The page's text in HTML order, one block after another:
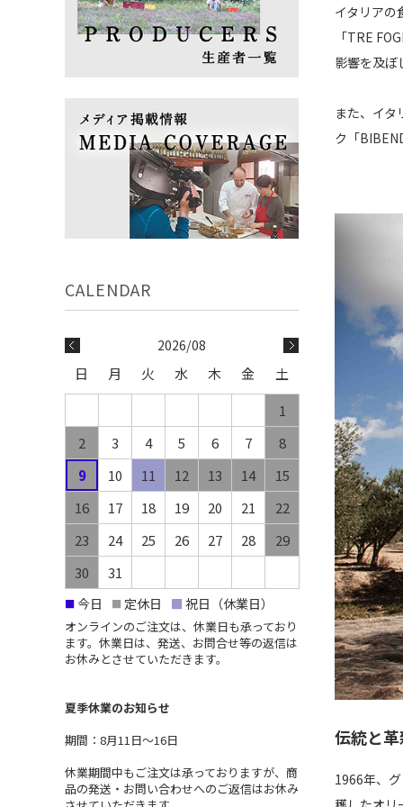
イタリアの
「TRE
影響を及ぼ
また、イ
ク「
伝統と
1966年、
2026/08
日 月 火 水 木 金
土
1
2
3 4 5 6 7
8
9
10 11 12 13 14
15
16
17 18 19 20 21
22
23
24 25 26 27 28
29
30
31
■今日 ■ 定休日 ■ 祝日（休業日）
オンラインのご注文は、休業日も承っており
ます。休業日は、発送、お問合せ等の返信は
お休みとさせていただきます。
夏季休業のお知らせ
期間：8月11日〜16日
休業期間中もご注文は承っておりますが、商
品の発送・お問い合わせへのご返信はお休み